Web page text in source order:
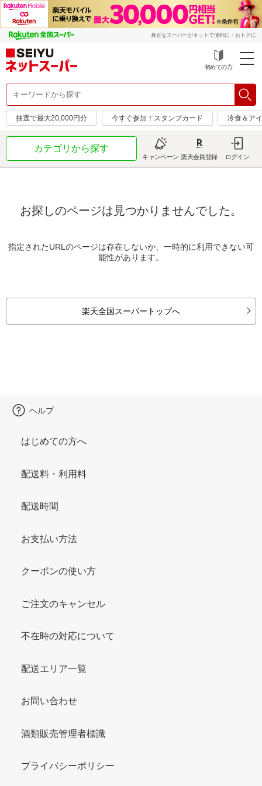
身近なスーパーがネットで便利に・おトクに
初めての方
抽選で最大20,000円分 今すぐ参加！スタンプカード 冷食＆ア
カテゴリから探す
キャンペーン 楽天会員登録 ログイン
お探しのページは見つかりませんでした。
指定されたURLのページは存在しないか、一時的に利用できない可
能性があります。
楽天全国スーパートップへ
ヘルプ
はじめての方へ
配送料・利用料
配送時間
お支払い方法
クーポンの使い方
ご注文のキャンセル
不在時の対応について
配送エリア一覧
お問い合わせ
酒類販売管理者標識
プライバシーポリシー